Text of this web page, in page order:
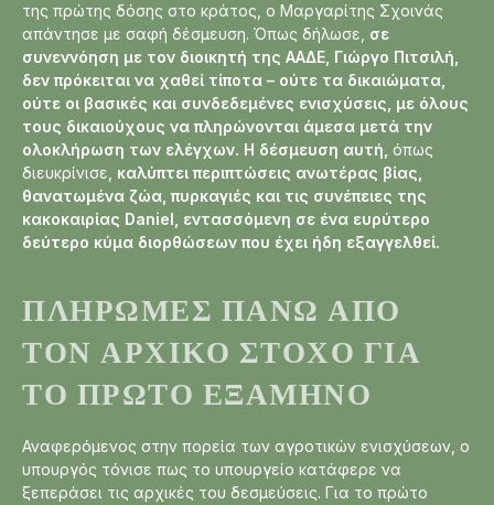
της πρώτης δόσης στο κράτος, ο Μαργαρίτης Σχοινάς
απάντησε με σαφή δέσμευση. Όπως δήλωσε, σε
συνεννόηση με τον διοικητή της ΑΑΔΕ, Γιώργο Πιτσιλή,
δεν πρόκειται να χαθεί τίποτα – ούτε τα δικαιώματα,
ούτε οι βασικές και συνδεδεμένες ενισχύσεις, με όλους
τους δικαιούχους να πληρώνονται άμεσα μετά την
ολοκλήρωση των ελέγχων. Η δέσμευση αυτή, όπως
διευκρίνισε, καλύπτει περιπτώσεις ανωτέρας βίας,
θανατωμένα ζώα, πυρκαγιές και τις συνέπειες της
κακοκαιρίας Daniel, εντασσόμενη σε ένα ευρύτερο
δεύτερο κύμα διορθώσεων που έχει ήδη εξαγγελθεί.
ΠΛΗΡΩΜΈΣ ΠΆΝΩ ΑΠΌ
ΤΟΝ ΑΡΧΙΚΌ ΣΤΌΧΟ ΓΙΑ
ΤΟ ΠΡΏΤΟ ΕΞΆΜΗΝΟ
Αναφερόμενος στην πορεία των αγροτικών ενισχύσεων, ο
υπουργός τόνισε πως το υπουργείο κατάφερε να
ξεπεράσει τις αρχικές του δεσμεύσεις. Για το πρώτο